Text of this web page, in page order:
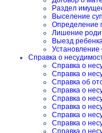
Раздел
Выселение
Определение
Лишение
Выезд
Установление
Справка о
Справка о
Справка о
Справка об
Справка о
Справка о
Справка о
Справка о
Справка о
Справка о